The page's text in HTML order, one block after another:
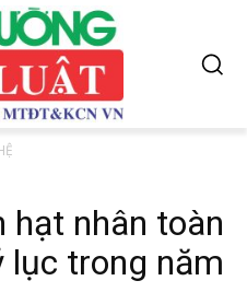
hạt nhân toàn
lục trong năm